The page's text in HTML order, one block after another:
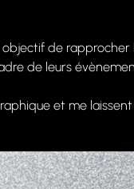
de
de leurs
et me